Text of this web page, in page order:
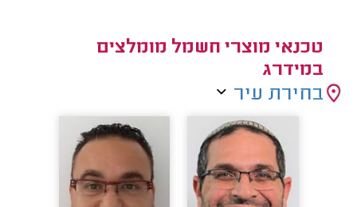
טכנאי מוצרי חשמל מומלצים
במידרג
בחירת עיר